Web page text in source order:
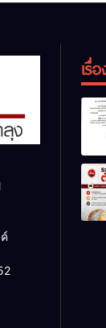
เรื่